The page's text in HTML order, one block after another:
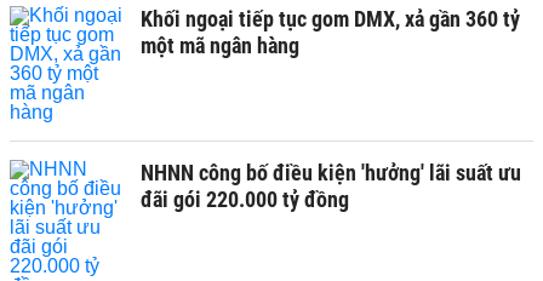
Khối ngoại tiếp tục gom DMX, xả gần 360 tỷ
một mã ngân hàng
NHNN công bố điều kiện 'hưởng' lãi suất ưu
đãi gói 220.000 tỷ đồng